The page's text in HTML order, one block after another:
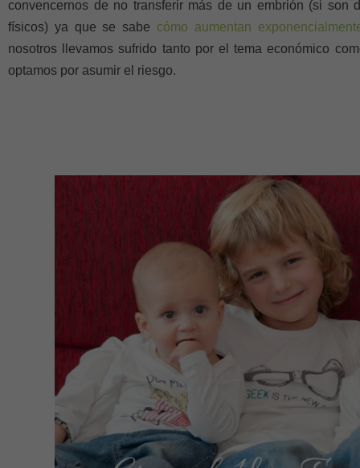
convencernos de no transferir más de un embrión (si son
físicos) ya que se sabe cómo aumentan
nosotros llevamos sufrido tanto por el tema económico
optamos por asumir el riesgo.